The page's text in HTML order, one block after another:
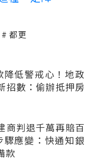
都更
低警戒心！地政
招數：偷辦抵押房
商判退千萬再賠百
應變：快通知銀
款